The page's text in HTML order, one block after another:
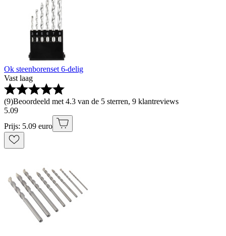
Ok steenborenset 6-delig
Vast laag
(9)Beoordeeld met 4.3 van de 5 sterren, 9 klantreviews
5.09
Prijs: 5.09 euro